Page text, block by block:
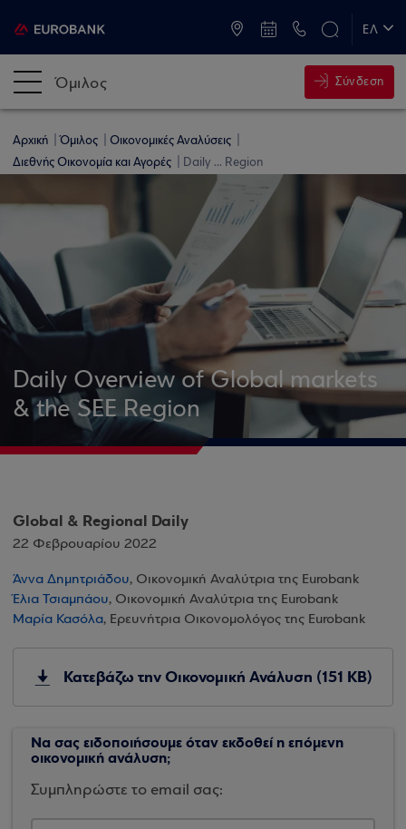
ΕΛ
Όμιλος Σύνδεση
Αρχική Όμιλος
Οικονομικές Αναλύσεις
Διεθνής Οικονομία και Αγορές
Daily ... Region
Daily Overview of Global markets
& the SEE Region
Global & Regional Daily
22 Φεβρουαρίου 2022
Άννα Δημητριάδου, Οικονομική Αναλύτρια της Eurobank
Έλια Τσιαμπάου, Οικονομική Αναλύτρια της Eurobank
Μαρία Κασόλα, Ερευνήτρια Οικονομολόγος της Eurobank
Κατεβάζω την Οικονομική Ανάλυση (151 KB)
Να σας ειδοποιήσουμε όταν εκδοθεί η επόμενη
οικονομική ανάλυση;
Συμπληρώστε το email σας: